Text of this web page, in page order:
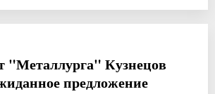
"Металлурга" Кузнецов
предложение